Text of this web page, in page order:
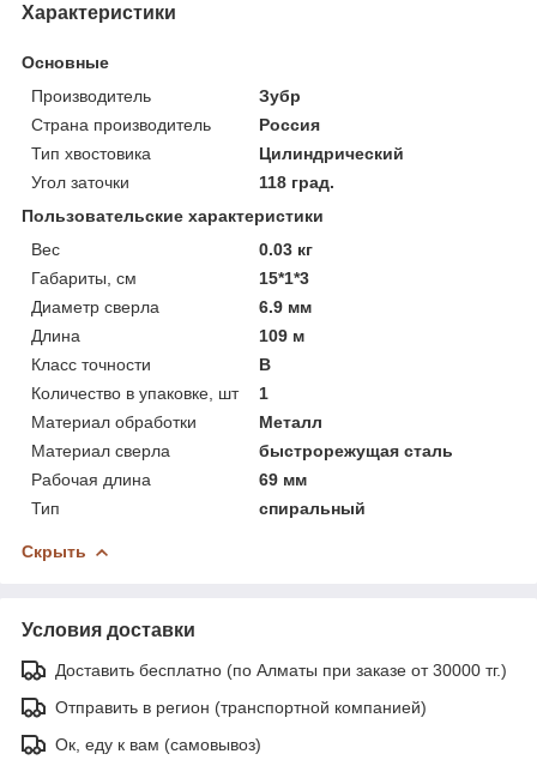
Характеристики
Основные
Производитель
Зубр
Страна производитель
Россия
Тип хвостовика
Цилиндрический
Угол заточки
118 град.
Пользовательские характеристики
Вес
0.03 кг
Габариты, см
15*1*3
Диаметр сверла
6.9 мм
Длина
109 м
Класс точности
В
Количество в упаковке, шт
1
Материал обработки
Металл
Материал сверла
быстрорежущая сталь
Рабочая длина
69 мм
Тип
спиральный
Скрыть
Условия доставки
Доставить бесплатно (по Алматы при заказе от 30000 тг.)
Отправить в регион (транспортной компанией)
Ок, еду к вам (самовывоз)